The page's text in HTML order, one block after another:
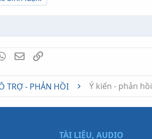
WhatsApp
Email
TRỢ - PHẢN HỒI Ý kiến - phản hồi
TÀI LIỆU, AUDIO